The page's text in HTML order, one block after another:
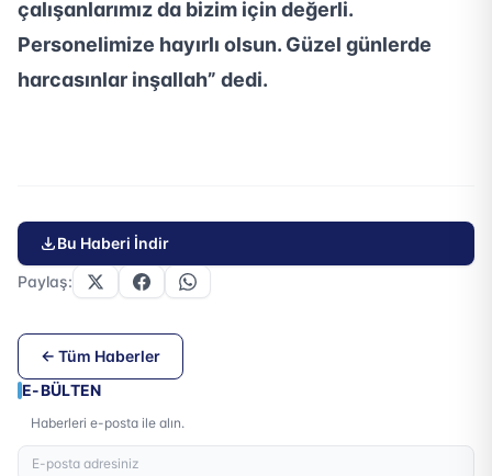
E-BÜLTEN
Haberleri e-posta ile alın.
çalışanlarımız da bizim için değerli.
Personelimize hayırlı olsun. Güzel günlerde
harcasınlar inşallah” dedi.
Bu Haberi İndir
Paylaş:
← Tüm Haberler